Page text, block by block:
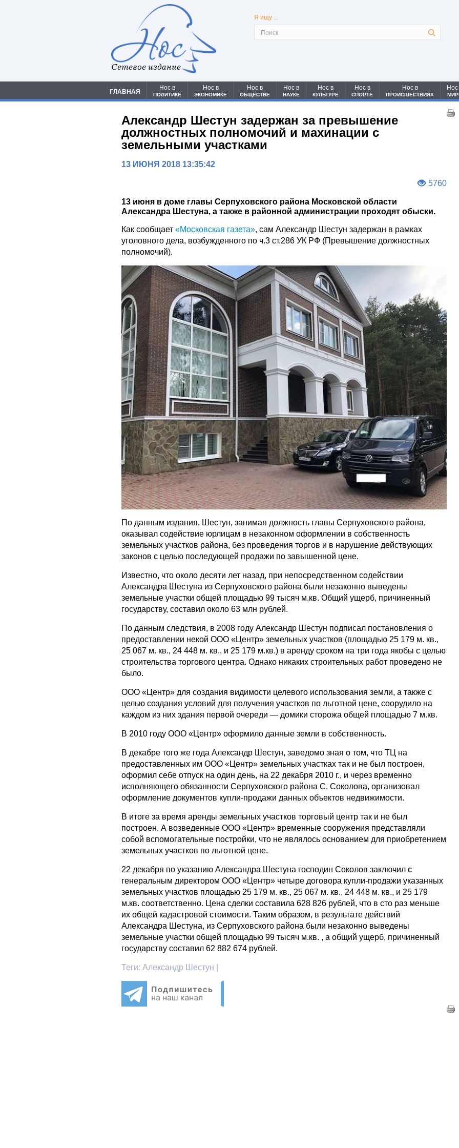
Сетевое издание
Я ищу ...
ГЛАВНАЯ
Нос в
ПОЛИТИКЕ
Нос в
ЭКОНОМИКЕ
Нос в
ОБЩЕСТВЕ
Нос в
НАУКЕ
Нос в
КУЛЬТУРЕ
Нос в
СПОРТЕ
Нос в
ПРОИСШЕСТВИЯХ
Нос
Александр Шестун задержан за превышение
должностных полномочий и махинации с
земельными участками
13 ИЮНЯ 2018 13:35:42
5760
13 июня в доме главы Серпуховского района Московской области
Александра Шестуна, а также в районной администрации проходят обыски.
Как сообщает«Московская газета», сам Александр Шестун задержан в рамках
уголовного дела, возбужденного по ч.3 ст.286 УК РФ (Превышение должностных
полномочий).
По данным издания, Шестун, занимая должность главы Серпуховского района,
оказывал содействие юрлицам в незаконном оформлении в собственность
земельных участков района, без проведения торгов и в нарушение действующих
законов с целью последующей продажи по завышенной цене.
Известно, что около десяти лет назад, при непосредственном содействии
Александра Шестуна из Серпуховского района были незаконно выведены
земельные участки общей площадью 99 тысяч м.кв. Общий ущерб, причиненный
государству, составил около 63 млн рублей.
По данным следствия, в 2008 году Александр Шестун подписал постановления о
предоставлении некой ООО «Центр» земельных участков (площадью 25 179 м. кв.,
25 067 м. кв., 24 448 м. кв., и 25 179 м.кв.) в аренду сроком на три года якобы с целью
строительства торгового центра. Однако никаких строительных работ проведено не
было.
ООО «Центр» для создания видимости целевого использования земли, а также с
целью создания условий для получения участков по льготной цене, соорудило на
каждом из них здания первой очереди — домики сторожа общей площадью 7 м.кв.
В 2010 году ООО «Центр» оформило данные земли в собственность.
В декабре того же года Александр Шестун, заведомо зная о том, что ТЦ на
предоставленных им ООО «Центр» земельных участках так и не был построен,
оформил себе отпуск на один день, на 22 декабря 2010 г., и через временно
исполняющего обязанности Серпуховского района С. Соколова, организовал
оформление документов купли-продажи данных объектов недвижимости.
В итоге за время аренды земельных участков торговый центр так и не был
построен. А возведенные ООО «Центр» временные сооружения представляли
собой вспомогательные постройки, что не являлось основанием для приобретением
земельных участков по льготной цене.
22 декабря по указанию Александра Шестуна господин Соколов заключил с
генеральным директором ООО «Центр» четыре договора купли-продажи указанных
земельных участков площадью 25 179 м. кв., 25 067 м. кв., 24 448 м. кв., и 25 179
м.кв. соответственно. Цена сделки составила 628 826 рублей, что в сто раз меньше
их общей кадастровой стоимости. Таким образом, в результате действий
Александра Шестуна, из Серпуховского района были незаконно выведены
земельные участки общей площадью 99 тысяч м.кв. , а общий ущерб, причиненный
государству составил 62 882 674 рублей.
Теги:Александр Шестун |